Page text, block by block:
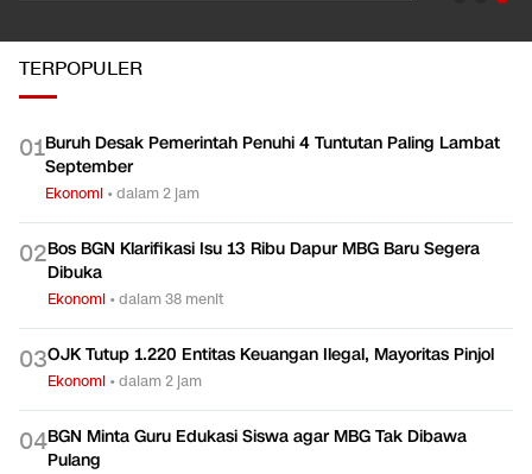
TERPOPULER
01Buruh Desak Pemerintah Penuhi 4 Tuntutan Paling Lambat
September
Ekonomi •dalam 2 jam
02Bos BGN Klarifikasi Isu 13 Ribu Dapur MBG Baru Segera
Dibuka
Ekonomi •dalam 38 menit
03OJK Tutup 1.220 Entitas Keuangan Ilegal, Mayoritas Pinjol
Ekonomi •dalam 2 jam
04BGN Minta Guru Edukasi Siswa agar MBG Tak Dibawa
Pulang